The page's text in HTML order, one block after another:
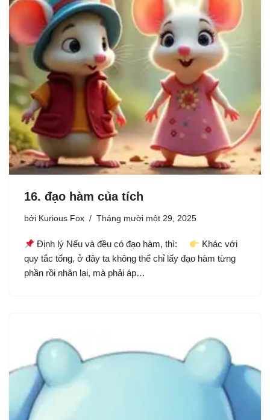
16. đạo hàm của tích
bởi Kurious Fox Tháng mười một 29, 2025
Định lý Nếu và đều có đạo hàm, thì:
Khác với
quy tắc tổng, ở đây ta không thể chỉ lấy đạo hàm từng
phần rồi nhân lại, mà phải áp…